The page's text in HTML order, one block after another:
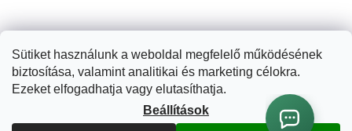
Sütiket használunk a weboldal megfelelő működésének
biztosítása, valamint analitikai és marketing célokra.
Ezeket elfogadhatja vagy elutasíthatja.
Beállítások
Shoptet készítette
Copyright 2026Herbatica.hu. Minden jog fenntartva.Süti